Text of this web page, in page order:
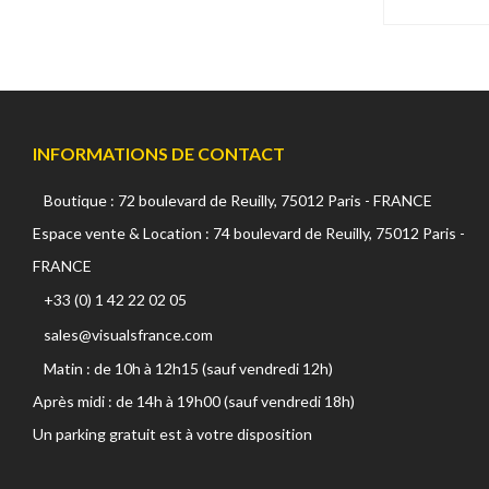
Desview (0 produit)
Digital Forecast (1 produit)
DJI (170 produits)
DMG Lumière (0 produit)
Dust-Off (6 produits)
DZOFILM (21 produits)
Easyrig (0 produit)
Energizer (3 produits)
INFORMATIONS DE CONTACT
Boutique : 72 boulevard de Reuilly, 75012 Paris - FRANCE
Espace vente & Location : 74 boulevard de Reuilly, 75012 Paris -
FRANCE
+33 (0) 1 42 22 02 05
sales@visualsfrance.com
Matin : de 10h à 12h15 (sauf vendredi 12h)
Après midi : de 14h à 19h00 (sauf vendredi 18h)
Un parking gratuit est à votre disposition
site internet, doit, au préalable, être